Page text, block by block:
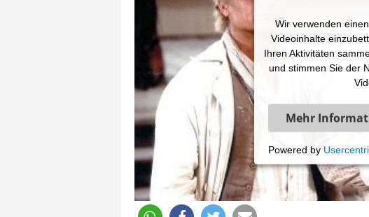
Wir verwenden
Videoinhalte
Ihren Aktivitäten
und stimmen Sie der
Mehr
Powered by